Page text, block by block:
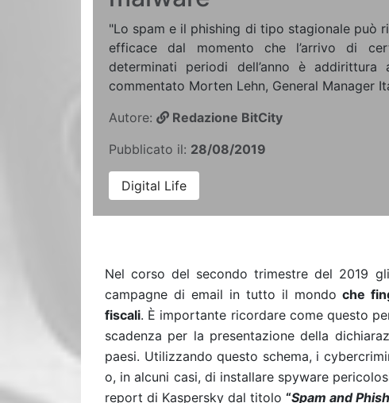
"Lo spam e il phishing di tipo stagionale può
efficace dal momento che l’arrivo di
determinati periodi dell’anno è
commentato Morten Lehn, General Manager
Autore:
Redazione BitCity
Pubblicato il: 28/08/2019
Digital Life
Nel corso del secondo trimestre del 2019
campagne di email in tutto il mondoche
fiscali. È importante ricordare come questo
scadenza per la presentazione della
paesi. Utilizzando questo schema, i
o, in alcuni casi, di installare spyware
report di Kaspersky dal titolo “Spam and